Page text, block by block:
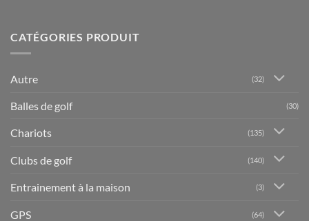
CATÉGORIES PRODUIT
Autre (32)
Balles de golf (30)
Chariots (135)
Clubs de golf (140)
Entrainement à la maison (3)
GPS (64)